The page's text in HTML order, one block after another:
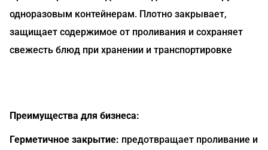
одноразовым контейнерам. Плотно закрывает,
защищает содержимое от проливания и сохраняет
свежесть блюд при хранении и транспортировке
Преимущества для бизнеса:
Герметичное закрытие: предотвращает проливание и